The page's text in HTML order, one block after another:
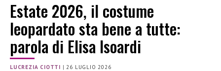
Estate 2026, il costume
leopardato sta bene a tutte:
parola di Elisa Isoardi
LUCREZIA CIOTTI |26 LUGLIO 2026